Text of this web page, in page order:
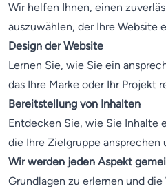
Wir helfen Ihnen, einen
auszuwählen, der Ihre
Design der Website
Lernen Sie, wie Sie ein
das Ihre Marke oder Ihr Projekt
Bereitstellung von Inhalten
Entdecken Sie, wie Sie Inhalte
die Ihre Zielgruppe ansprechen
Wir werden jeden Aspekt
Grundlagen zu erlernen und